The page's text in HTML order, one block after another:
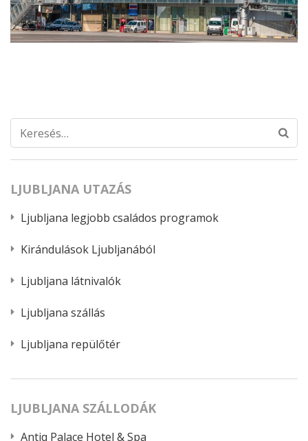
Keresés:
LJUBLJANA UTAZÁS
Ljubljana legjobb családos programok
Kirándulások Ljubljanából
Ljubljana látnivalók
Ljubljana szállás
Ljubljana repülőtér
LJUBLJANA SZÁLLODÁK
Antiq Palace Hotel & Spa